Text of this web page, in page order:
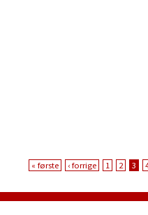
« første ‹ forrige 1 2 3